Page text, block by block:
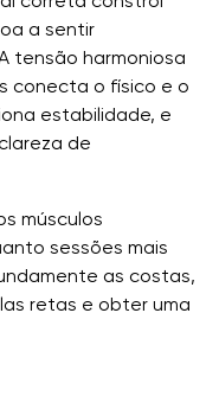
a sentir
tensão harmoniosa
conecta o físico e o
estabilidade, e
de
músculos
sessões mais
as costas,
retas e obter uma